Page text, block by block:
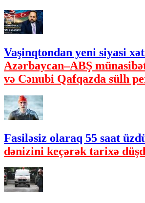
Vaşinqtondan yeni siyasi
Azərbaycan–ABŞ
və Cənubi Qafqazda sülh
Fasiləsiz olaraq 55 saat
dənizini keçərək tarixə